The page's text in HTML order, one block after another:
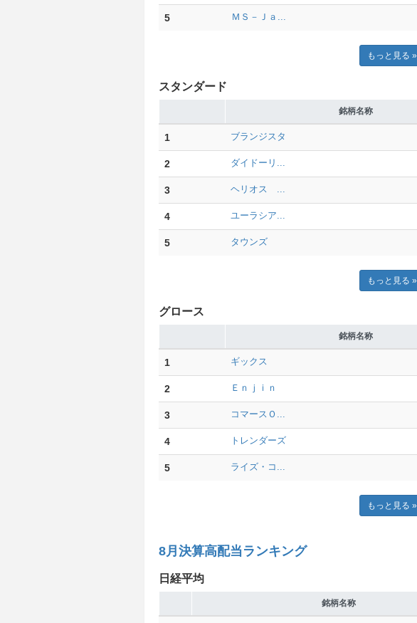
5 ＭＳ－Ｊａ...
もっと見る »
スタンダード
銘柄名称
1 ブランジスタ
2 ダイドーリ...
3 ヘリオス ...
4 ユーラシア...
5 タウンズ
もっと見る »
グロース
銘柄名称
1 ギックス
2 Ｅｎｊｉｎ
3 コマースＯ...
4 トレンダーズ
5 ライズ・コ...
もっと見る »
8月決算高配当ランキング
日経平均
銘柄名称